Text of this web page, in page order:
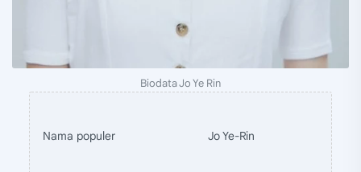
Biodata Jo Ye Rin
Nama populer Jo Ye-Rin